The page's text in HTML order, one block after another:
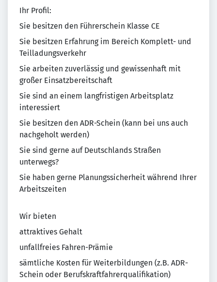
Ihr Profil:
Sie besitzen den Führerschein Klasse CE
Sie besitzen Erfahrung im Bereich Komplett- und
Teilladungsverkehr
Sie arbeiten zuverlässig und gewissenhaft mit
großer Einsatzbereitschaft
Sie sind an einem langfristigen Arbeitsplatz
interessiert
Sie besitzen den ADR-Schein (kann bei uns auch
nachgeholt werden)
Sie sind gerne auf Deutschlands Straßen
unterwegs?
Sie haben gerne Planungssicherheit während Ihrer
Arbeitszeiten
Wir bieten
attraktives Gehalt
unfallfreies Fahren-Prämie
sämtliche Kosten für Weiterbildungen (z.B. ADR-
Schein oder Berufskraftfahrerqualifikation)